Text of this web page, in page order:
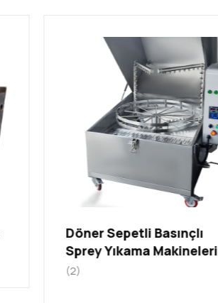
Döner Sepetli Basınçlı
Sprey Yıkama Makineleri
(2)